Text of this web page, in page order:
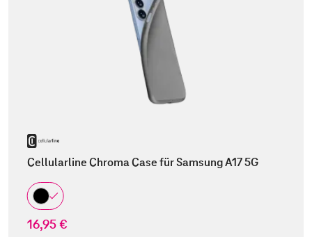
Cellularline Chroma Case für Samsung A17 5G
16,95 €